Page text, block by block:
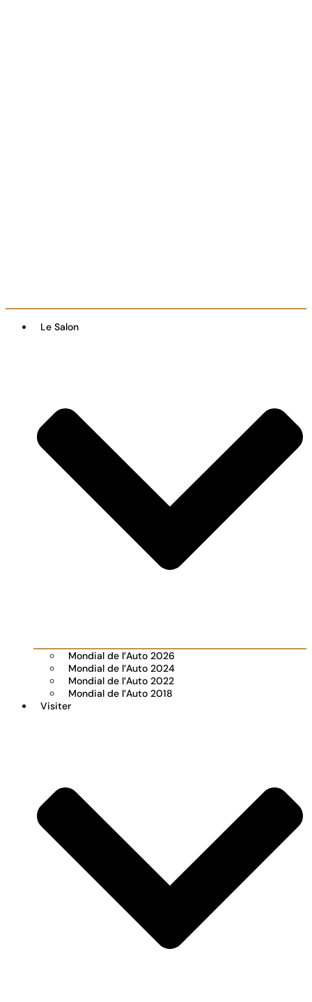
Le Salon
Mondial de l’Auto 2026
Mondial de l’Auto 2024
Mondial de l’Auto 2022
Mondial de l’Auto 2018
Visiter